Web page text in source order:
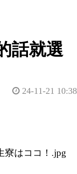
話就選
24-11-21 10:38